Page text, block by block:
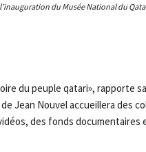
du Musée National du
du peuple qatari», rapporte
Jean Nouvel accueillera des
des fonds